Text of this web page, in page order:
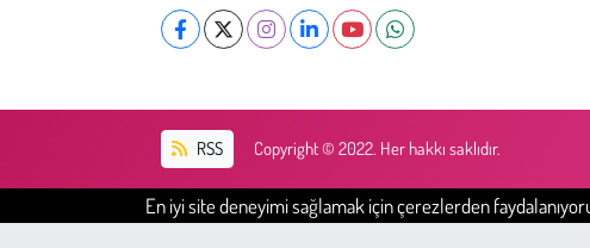
RSS Copyright © 2022. Her hakkı saklıdır.
En iyi site deneyimi sağlamak için çerezlerden